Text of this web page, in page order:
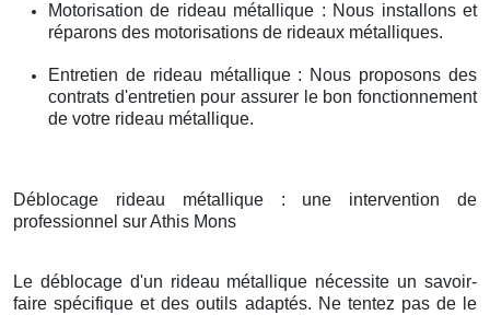
Motorisation de rideau métallique : Nous installons et
réparons des motorisations de rideaux métalliques.
Entretien de rideau métallique : Nous proposons des
contrats d'entretien pour assurer le bon fonctionnement
de votre rideau métallique.
Déblocage rideau métallique : une intervention de
professionnel sur Athis Mons
Le déblocage d'un rideau métallique nécessite un savoir-
faire spécifique et des outils adaptés. Ne tentez pas de le